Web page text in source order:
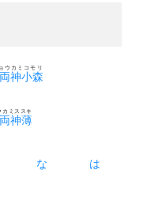
神小森
ウカミコモリ
神薄
カミススキ
な は